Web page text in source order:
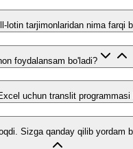
lotin tarjimonlaridan nima farqi
foydalansam bo'ladi?
uchun translit programmasi
Sizga qanday qilib yordam